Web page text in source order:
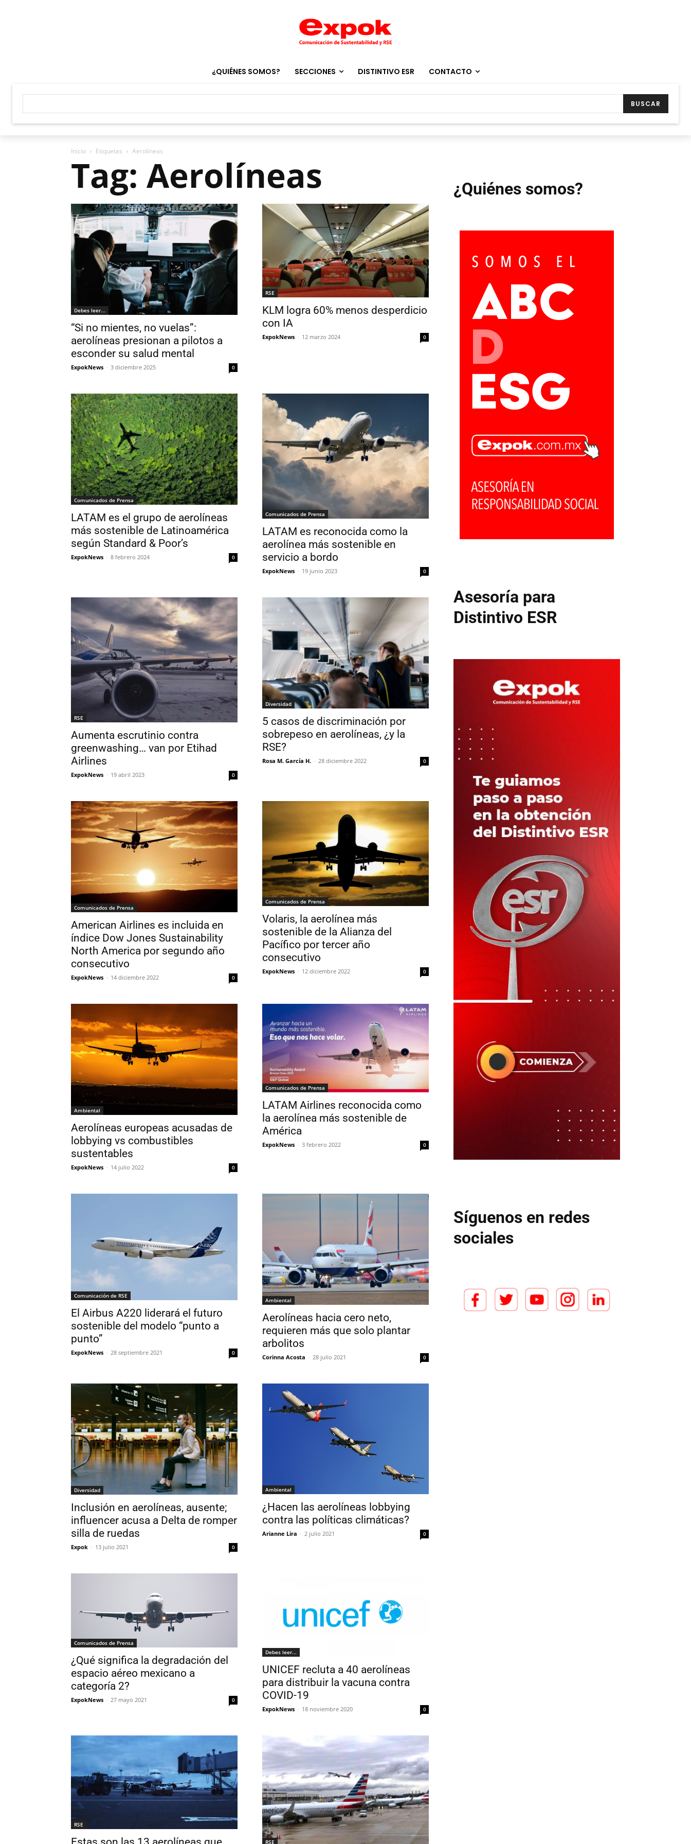
¿QUIÉNES SOMOS? SECCIONES DISTINTIVO ESR CONTACTO
BUSCAR
Inicio Etiquetas Aerolíneas
Tag: Aerolíneas
Debes leer...
“Si no mientes, no vuelas”:
aerolíneas presionan a pilotos a
esconder su salud mental
ExpokNews - 3 diciembre 2025 0
RSE
KLM logra 60% menos desperdicio
con IA
ExpokNews - 12 marzo 2024 0
Comunicados de Prensa
LATAM es el grupo de aerolíneas
más sostenible de Latinoamérica
según Standard & Poor’s
ExpokNews - 8 febrero 2024 0
Comunicados de Prensa
LATAM es reconocida como la
aerolínea más sostenible en
servicio a bordo
ExpokNews - 19 junio 2023 0
RSE
Aumenta escrutinio contra
greenwashing… van por Etihad
Airlines
ExpokNews - 19 abril 2023 0
Diversidad
5 casos de discriminación por
sobrepeso en aerolíneas, ¿y la
RSE?
Rosa M. García H. - 28 diciembre 2022 0
Comunicados de Prensa
American Airlines es incluida en
índice Dow Jones Sustainability
North America por segundo año
consecutivo
ExpokNews - 14 diciembre 2022 0
Comunicados de Prensa
Volaris, la aerolínea más
sostenible de la Alianza del
Pacífico por tercer año
consecutivo
ExpokNews - 12 diciembre 2022 0
Ambiental
Aerolíneas europeas acusadas de
lobbying vs combustibles
sustentables
ExpokNews - 14 julio 2022 0
Comunicados de Prensa
LATAM Airlines reconocida como
la aerolínea más sostenible de
América
ExpokNews - 3 febrero 2022 0
Comunicación de RSE
El Airbus A220 liderará el futuro
sostenible del modelo “punto a
punto”
ExpokNews - 28 septiembre 2021 0
Ambiental
Aerolíneas hacia cero neto,
requieren más que solo plantar
arbolitos
Corinna Acosta - 28 julio 2021 0
Diversidad
Inclusión en aerolíneas, ausente;
influencer acusa a Delta de romper
silla de ruedas
Expok - 13 julio 2021 0
Ambiental
¿Hacen las aerolíneas lobbying
contra las políticas climáticas?
Arianne Lira - 2 julio 2021 0
Comunicados de Prensa
¿Qué significa la degradación del
espacio aéreo mexicano a
categoría 2?
ExpokNews - 27 mayo 2021 0
Debes leer...
UNICEF recluta a 40 aerolíneas
para distribuir la vacuna contra
COVID-19
ExpokNews - 18 noviembre 2020 0
RSE
RSE
¿Quiénes somos?
Asesoría para
Distintivo ESR
Síguenos en redes
sociales